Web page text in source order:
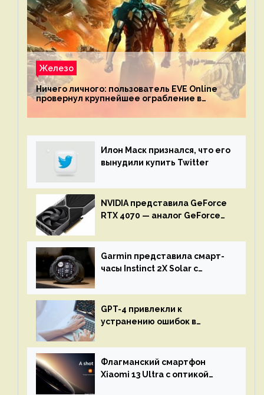
Железо
Ничего личного: пользователь EVE Online
провернул крупнейшее ограбление в
механике
Илон Маск признался, что его
вынудили купить Twitter
NVIDIA представила GeForce
RTX 4070 — аналог GeForce
Garmin представила смарт-
часы Instinct 2X Solar с
GPT-4 привлекли к
устранению ошибок в
остановится до полного
восстановления кода и
объяснит, что пошло не так
Флагманский смартфон
Xiaomi 13 Ultra с оптикой